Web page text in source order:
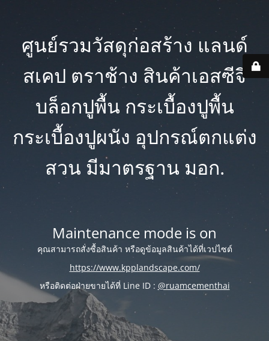
ศูนย์รวมวัสดุก่อสร้าง แลนด์
สเคป ตราช้าง สินค้าเอสซีจี
บล็อกปูพื้น กระเบื้องปูพื้น
กระเบื้องปูผนัง อุปกรณ์ตกแต่ง
สวน มีมาตรฐาน มอก.
Maintenance mode is on
คุณสามารถสั่งซื้อสินค้า หรือดูข้อมูลสินค้าได้ที่เวปไซต์
https://www.kpplandscape.com/
หรือติดต่อฝ่ายขายได้ที่ Line ID : @ruamcementhai